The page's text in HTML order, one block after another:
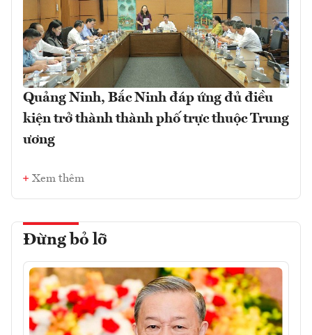
Quảng Ninh, Bắc Ninh đáp ứng đủ điều
kiện trở thành thành phố trực thuộc Trung
ương
Xem thêm
Đừng bỏ lỡ